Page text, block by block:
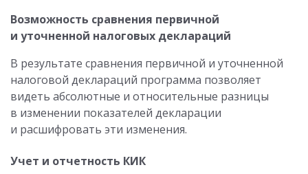
Возможность сравнения первичной
и уточненной налоговых деклараций
В результате сравнения первичной и уточненной
налоговой деклараций программа позволяет
видеть абсолютные и относительные разницы
в изменении показателей декларации
и расшифровать эти изменения.
Учет и отчетность КИК